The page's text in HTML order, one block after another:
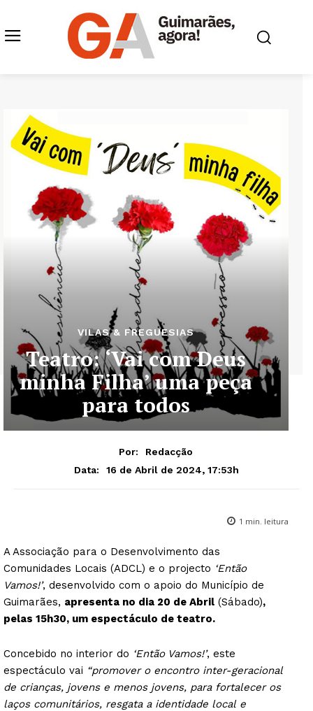
VILAS & FREGUESIAS
Teatro: ‘Vai com Deus
minha Filha’ uma peça
para todos
Por:
Redacção
Data:
16 de Abril de 2024, 17:53h
1 min. leitura
A Associação para o Desenvolvimento das
Comunidades Locais (ADCL) e o projecto ‘Então
Vamos!’, desenvolvido com o apoio do Município de
Guimarães, apresenta no dia 20 de Abril (Sábado),
pelas 15h30, um espectáculo de teatro.
Concebido no interior do ‘Então Vamos!’, este
espectáculo vai “promover o encontro inter-geracional
de crianças, jovens e menos jovens, para fortalecer os
laços comunitários, resgata a identidade local e